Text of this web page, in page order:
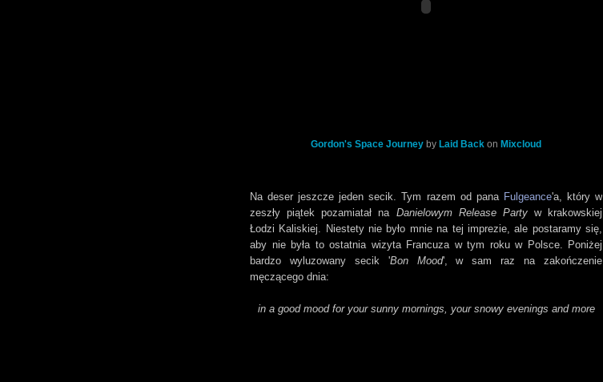
Gordon's Space Journey by Laid Back on Mixcloud
Na deser jeszcze jeden secik. Tym razem od pana Fulgeance'a, który w
zeszły piątek pozamiatał na Danielowym Release Partyw krakowskiej
Łodzi Kaliskiej. Niestety nie było mnie na tej imprezie, ale postaramy się,
aby nie była to ostatnia wizyta Francuza w tym roku w Polsce. Poniżej
bardzo wyluzowany secik 'Bon Mood', w sam raz na zakończenie
męczącego dnia:
in a good mood for your sunny mornings, your snowy evenings and more